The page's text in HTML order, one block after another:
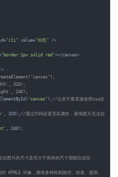
"cli" value="拍照"
/>
"border:1px solid red"></canvas>
>
320);
240);
"canvas" ); //注意不要直接使用css设
, 320); //通过代码设置宽高属性，避免图片无法自
, 240);
图片的尺寸是否大于画布的尺寸都能自适应
对象，拥有多种绘制路径、矩形、圆形、